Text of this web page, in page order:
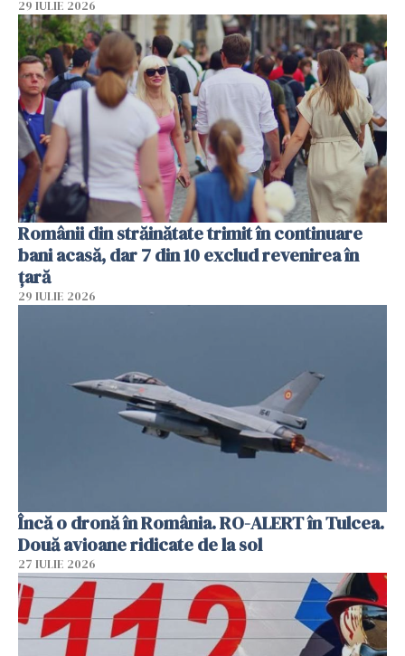
29 IULIE 2026
Românii din străinătate trimit în continuare
bani acasă, dar 7 din 10 exclud revenirea în
țară
29 IULIE 2026
Încă o dronă în România. RO-ALERT în Tulcea.
Două avioane ridicate de la sol
27 IULIE 2026